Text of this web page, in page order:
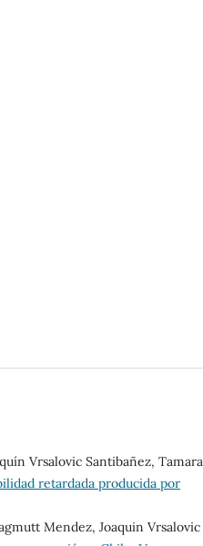
Vrsalovic Santibañez, Tamara
retardada producida por
Mendez, Joaquin Vrsalovic